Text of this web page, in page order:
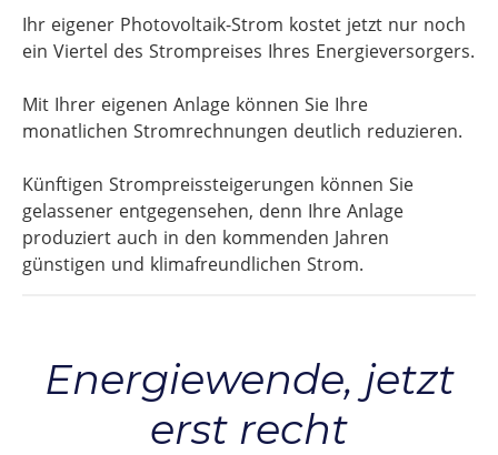
Ihr eigener Photovoltaik-Strom kostet jetzt nur noch
ein Viertel des Strompreises Ihres Energieversorgers.
Mit Ihrer eigenen Anlage können Sie Ihre
monatlichen Stromrechnungen deutlich reduzieren.
Künftigen Strompreissteigerungen können Sie
gelassener entgegensehen, denn Ihre Anlage
produziert auch in den kommenden Jahren
günstigen und klimafreundlichen Strom.
Energiewende, jetzt
erst recht